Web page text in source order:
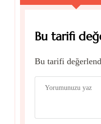
Bu tarifi
Bu tarifi